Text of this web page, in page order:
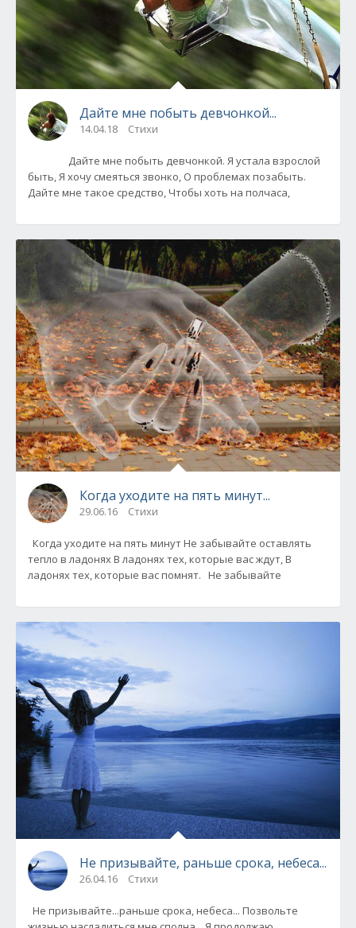
Дайте мне побыть девчонкой...
14.04.18 Стихи
Дайте мне побыть девчонкой. Я устала взрослой
быть, Я хочу смеяться звонко, О проблемах позабыть.
Дайте мне такое средство, Чтобы хоть на полчаса,
Когда уходите на пять минут...
29.06.16 Стихи
Когда уходите на пять минут Не забывайте оставлять
тепло в ладонях В ладонях тех, которые вас ждут, В
ладонях тех, которые вас помнят. Не забывайте
Не призывайте, раньше срока, небеса...
26.04.16 Стихи
Не призывайте...раньше срока, небеса... Позвольте